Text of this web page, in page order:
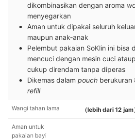
dikombinasikan dengan aroma
menyegarkan
Aman untuk dipakai seluruh
maupun anak-anak
Pelembut pakaian SoKlin ini bisa
mencuci dengan mesin cuci
cukup direndam tanpa diperas
Dikemas dalam pouch berukuran
refill
Wangi tahan lama （lebih dari 12 jam
Aman untuk
pakaian bayi